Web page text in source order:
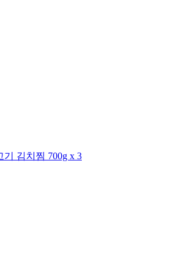
기 김치찜 700g x 3